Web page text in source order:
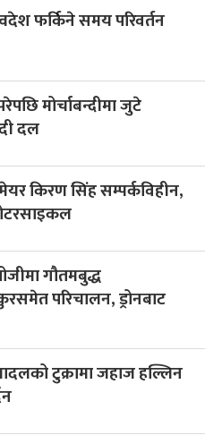
फर्किने समय परिवर्तन
मोर्चाबन्दीमा जुटे
दल
किरण सिंह सम्पर्कविहीन,
गौतमबुद्ध
परिचालन, ड्रोनबाट
टुक्रामा जहाज हल्लिन